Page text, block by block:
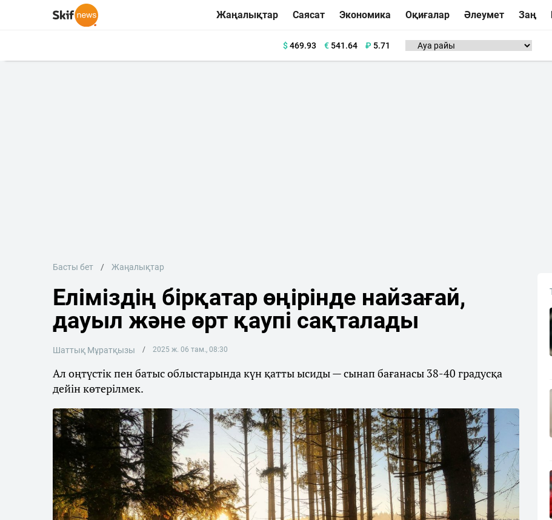
Жаңалықтар Саясат Экономика Оқиғалар Әлеумет Заң
$469.93 €541.64 ₽ 5.71
Басты бет Жаңалықтар
Еліміздің бірқатар өңірінде найзағай,
дауыл және өрт қаупі сақталады
Шаттық Мұратқызы 2025 ж. 06 там., 08:30
Ал оңтүстік пен батыс облыстарында күн қатты ысиды — сынап бағанасы 38-40 градусқа
дейін көтерілмек.